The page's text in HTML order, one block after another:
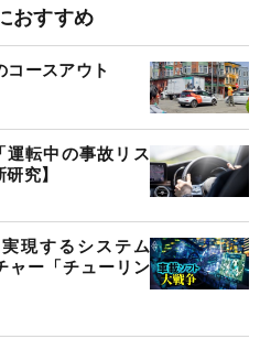
おすすめ
ースアウト
転中の事故リス
究】
現するシステム
ャー「チューリン